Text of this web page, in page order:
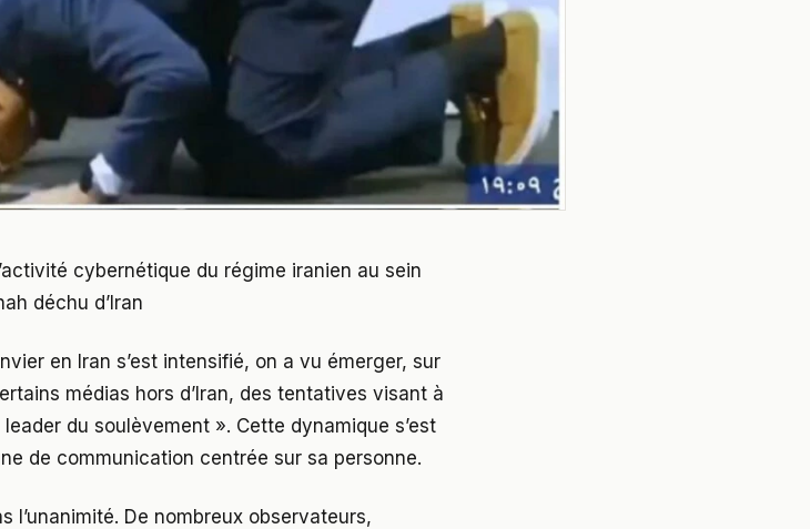
cybernétique du régime iranien au sein
déchu d’Iran
en Iran s’est intensifié, on a vu émerger, sur
médias hors d’Iran, des tentatives visant à
du soulèvement ». Cette dynamique s’est
de communication centrée sur sa personne.
l’unanimité. De nombreux observateurs,